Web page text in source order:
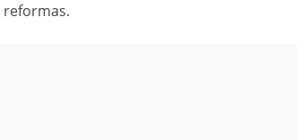
reformas.